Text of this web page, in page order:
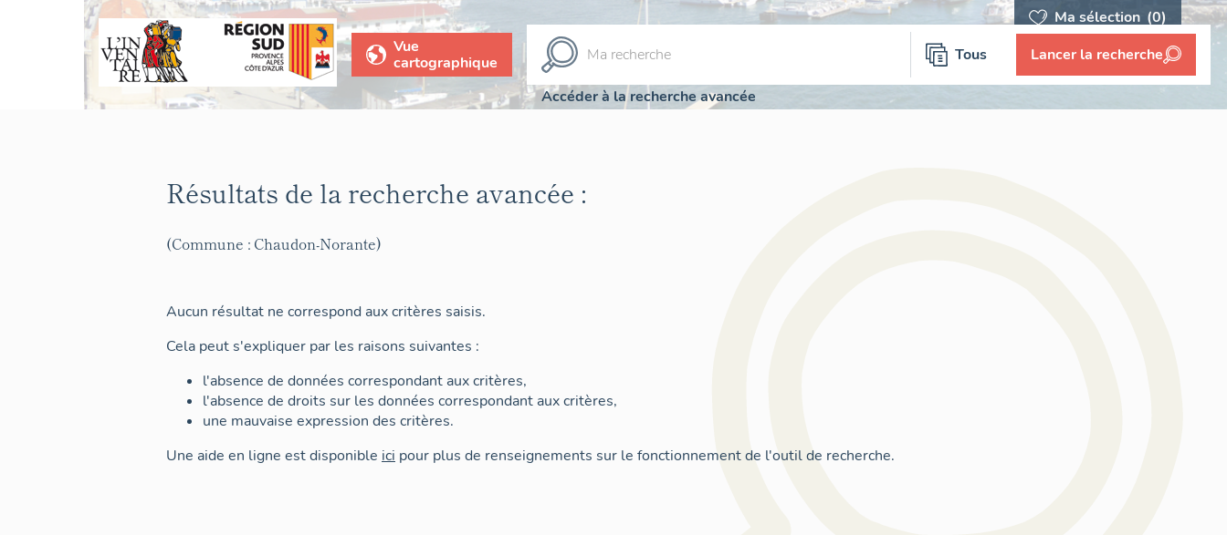
Ma sélection (0)
Vue
cartographique
Tous Lancer la recherche
Accéder à la recherche avancée
Résultats de la recherche avancée :
(Commune : Chaudon-Norante)
Aucun résultat ne correspond aux critères saisis.
Cela peut s'expliquer par les raisons suivantes :
l'absence de données correspondant aux critères,
l'absence de droits sur les données correspondant aux critères,
une mauvaise expression des critères.
Une aide en ligne est disponible ici pour plus de renseignements sur le fonctionnement de l'outil de recherche.